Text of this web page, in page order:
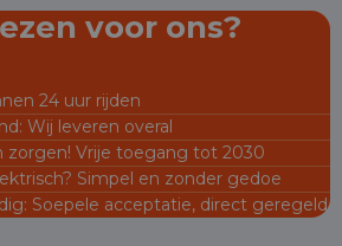
voor ons?
24 uur rijden
Wij leveren overal
zorgen! Vrije toegang tot 2030
Simpel en zonder gedoe
Soepele acceptatie, direct geregeld